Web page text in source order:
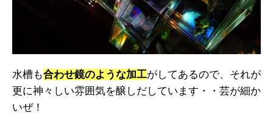
水槽も合わせ鏡のような加工がしてあるので、それが
更に神々しい雰囲気を醸しだしています・・芸が細か
いぜ！